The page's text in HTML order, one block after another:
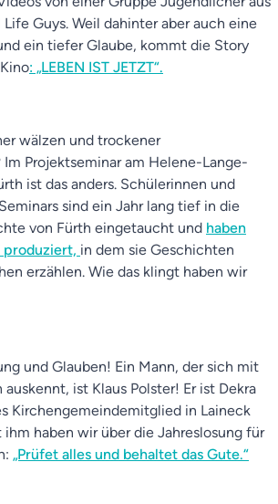
Life Guys. Weil dahinter aber auch eine
ein tiefer Glaube, kommt die Story
: „LEBEN IST JETZT“.
wälzen und trockener
Projektseminar am Helene-Lange-
ist das anders. Schülerinnen und
sind ein Jahr lang tief in die
von Fürth eingetaucht und haben
produziert, in dem sie Geschichten
erzählen. Wie das klingt haben wir
und Glauben! Ein Mann, der sich mit
ist Klaus Polster! Er ist Dekra
Kirchengemeindemitglied in Laineck
ihm haben wir über die Jahreslosung für
„Prüfet alles und behaltet das Gute.“